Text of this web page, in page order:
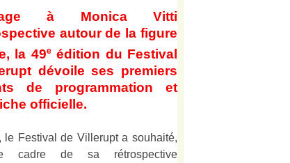
à Monica Vitti
autour de la figure
la 49e édition du Festival
dévoile ses premiers
de programmation et
officielle.
le Festival de Villerupt a souhaité,
cadre de sa rétrospective